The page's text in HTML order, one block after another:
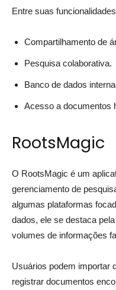
Entre suas
Compartilhamento de
Pesquisa colaborativa.
Banco de dados
Acesso a documentos
RootsMagic
O RootsMagic é um
gerenciamento de
algumas plataformas
dados, ele se destaca
volumes de informações
Usuários podem importar
registrar documentos